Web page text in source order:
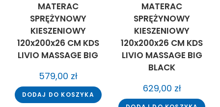
MATERAC
SPRĘŻYNOWY
KIESZENIOWY
120x200x26 CM KDS
LIVIO MASSAGE BIG
579,00 zł
DODAJ DO KOSZYKA
MATERAC
SPRĘŻYNOWY
KIESZENIOWY
120x200x26 CM KDS
LIVIO MASSAGE BIG
BLACK
629,00 zł